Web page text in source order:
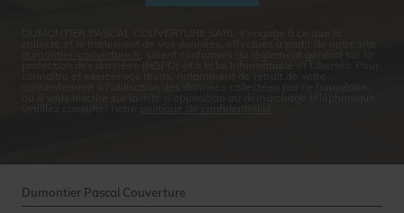
Dumontier Pascal Couverture